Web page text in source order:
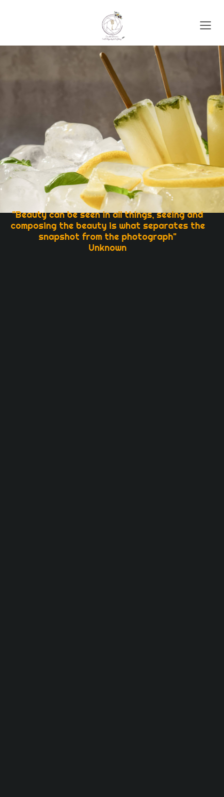
"Beauty can be seen in all things, seeing and
composing the beauty is what separates the
snapshot from the photograph"
Unknown